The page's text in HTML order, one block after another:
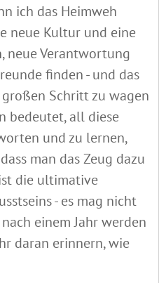
ich das Heimweh
neue Kultur und eine
neue Verantwortung
finden - und das
Schritt zu wagen
bedeutet, all diese
und zu lernen,
man das Zeug dazu
die ultimative
- es mag nicht
einem Jahr werden
daran erinnern, wie